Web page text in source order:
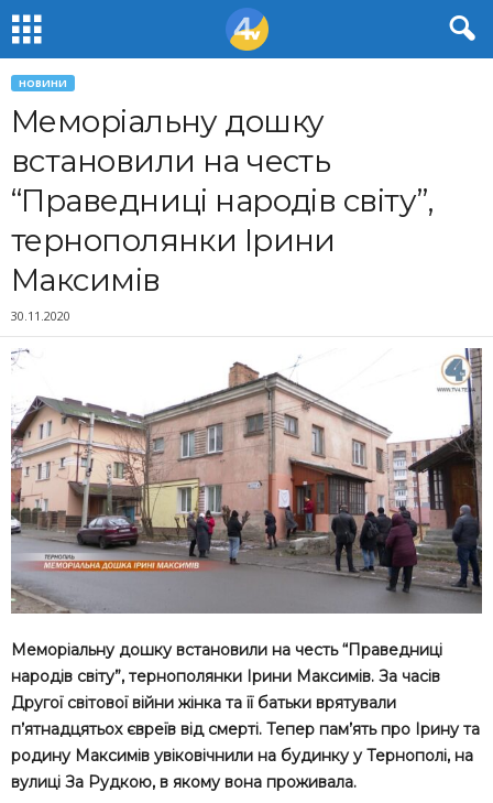
НОВИНИ
Меморіальну дошку
встановили на честь
“Праведниці народів світу”,
тернополянки Ірини
Максимів
30.11.2020
Меморіальну дошку встановили на честь “Праведниці
народів світу”, тернополянки Ірини Максимів. За часів
Другої світової війни жінка та її батьки врятували
п’ятнадцятьох євреїв від смерті. Тепер пам’ять про Ірину та
родину Максимів увіковічнили на будинку у Тернополі, на
вулиці За Рудкою, в якому вона проживала.